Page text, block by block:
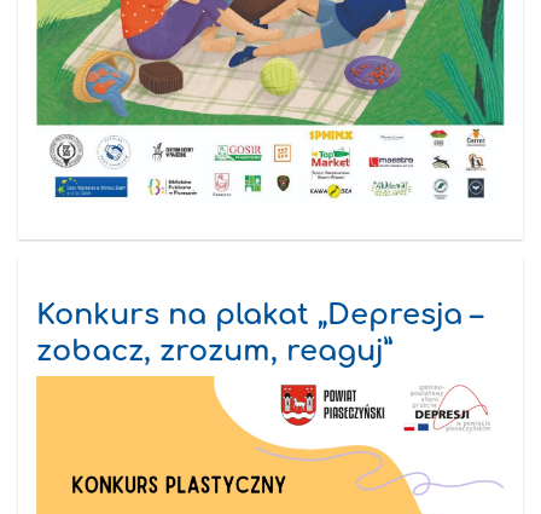
Konkurs na plakat „Depresja –
zobacz, zrozum, reaguj”